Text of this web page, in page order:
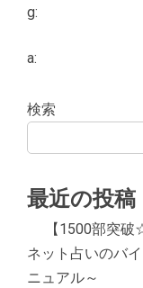
g:
a:
検索
最近の投稿
【1500部突
ネット占いのバ
ニュアル～